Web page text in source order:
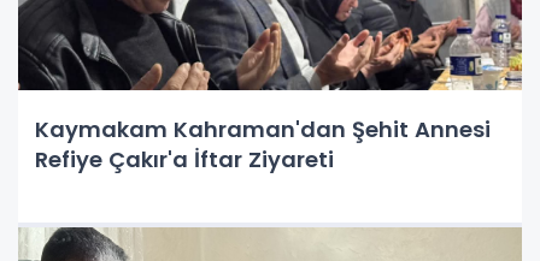
Kaymakam Kahraman'dan Şehit Annesi
Refiye Çakır'a İftar Ziyareti